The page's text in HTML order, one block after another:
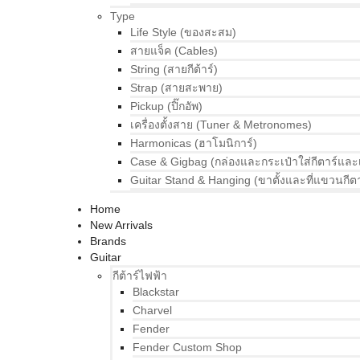
Type
Life Style (ของสะสม)
สายแจ็ค (Cables)
String (สายกีต้าร์)
Strap (สายสะพาย)
Pickup (ปิ๊กอัพ)
เครื่องตั้งสาย (Tuner & Metronomes)
Harmonicas (ฮาโมนิการ์)
Case & Gigbag (กล่องและกระเป๋าใส่กีตาร์และ
Guitar Stand & Hanging (ขาตั้งและที่แขวนกีต
Home
New Arrivals
Brands
Guitar
กีต้าร์ไฟฟ้า
Blackstar
Charvel
Fender
Fender Custom Shop